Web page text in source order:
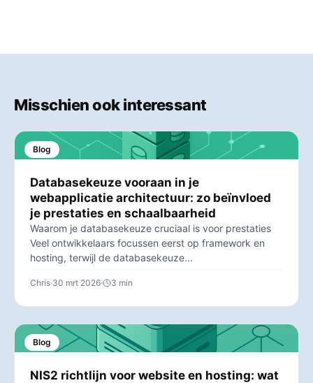
Misschien ook interessant
Blog
Databasekeuze vooraan in je
webapplicatie architectuur: zo beïnvloed
je prestaties en schaalbaarheid
Waarom je databasekeuze cruciaal is voor prestaties
Veel ontwikkelaars focussen eerst op framework en
hosting, terwijl de databasekeuze...
Chris 30 mrt 2026 3 min
Blog
NIS2 richtlijn voor website en hosting: wat